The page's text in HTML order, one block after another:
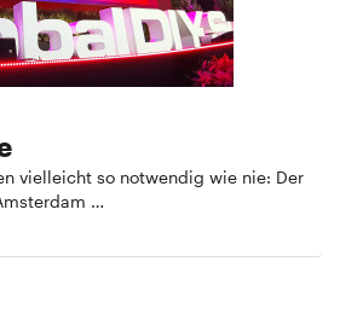
vielleicht so notwendig wie nie: Der
…